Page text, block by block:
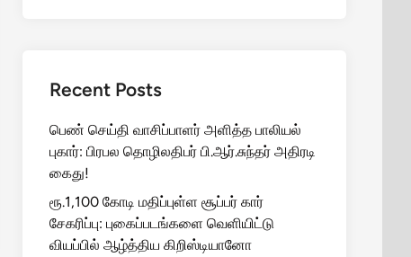
Recent Posts
பெண் செய்தி வாசிப்பாளர் அளித்த பாலியல்
புகார்: பிரபல தொழிலதிபர் பி.ஆர்.சுந்தர் அதிரடி
கைது!
ரூ.1,100 கோடி மதிப்புள்ள சூப்பர் கார்
சேகரிப்பு: புகைப்படங்களை வெளியிட்டு
வியப்பில் ஆழ்த்திய கிறிஸ்டியானோ